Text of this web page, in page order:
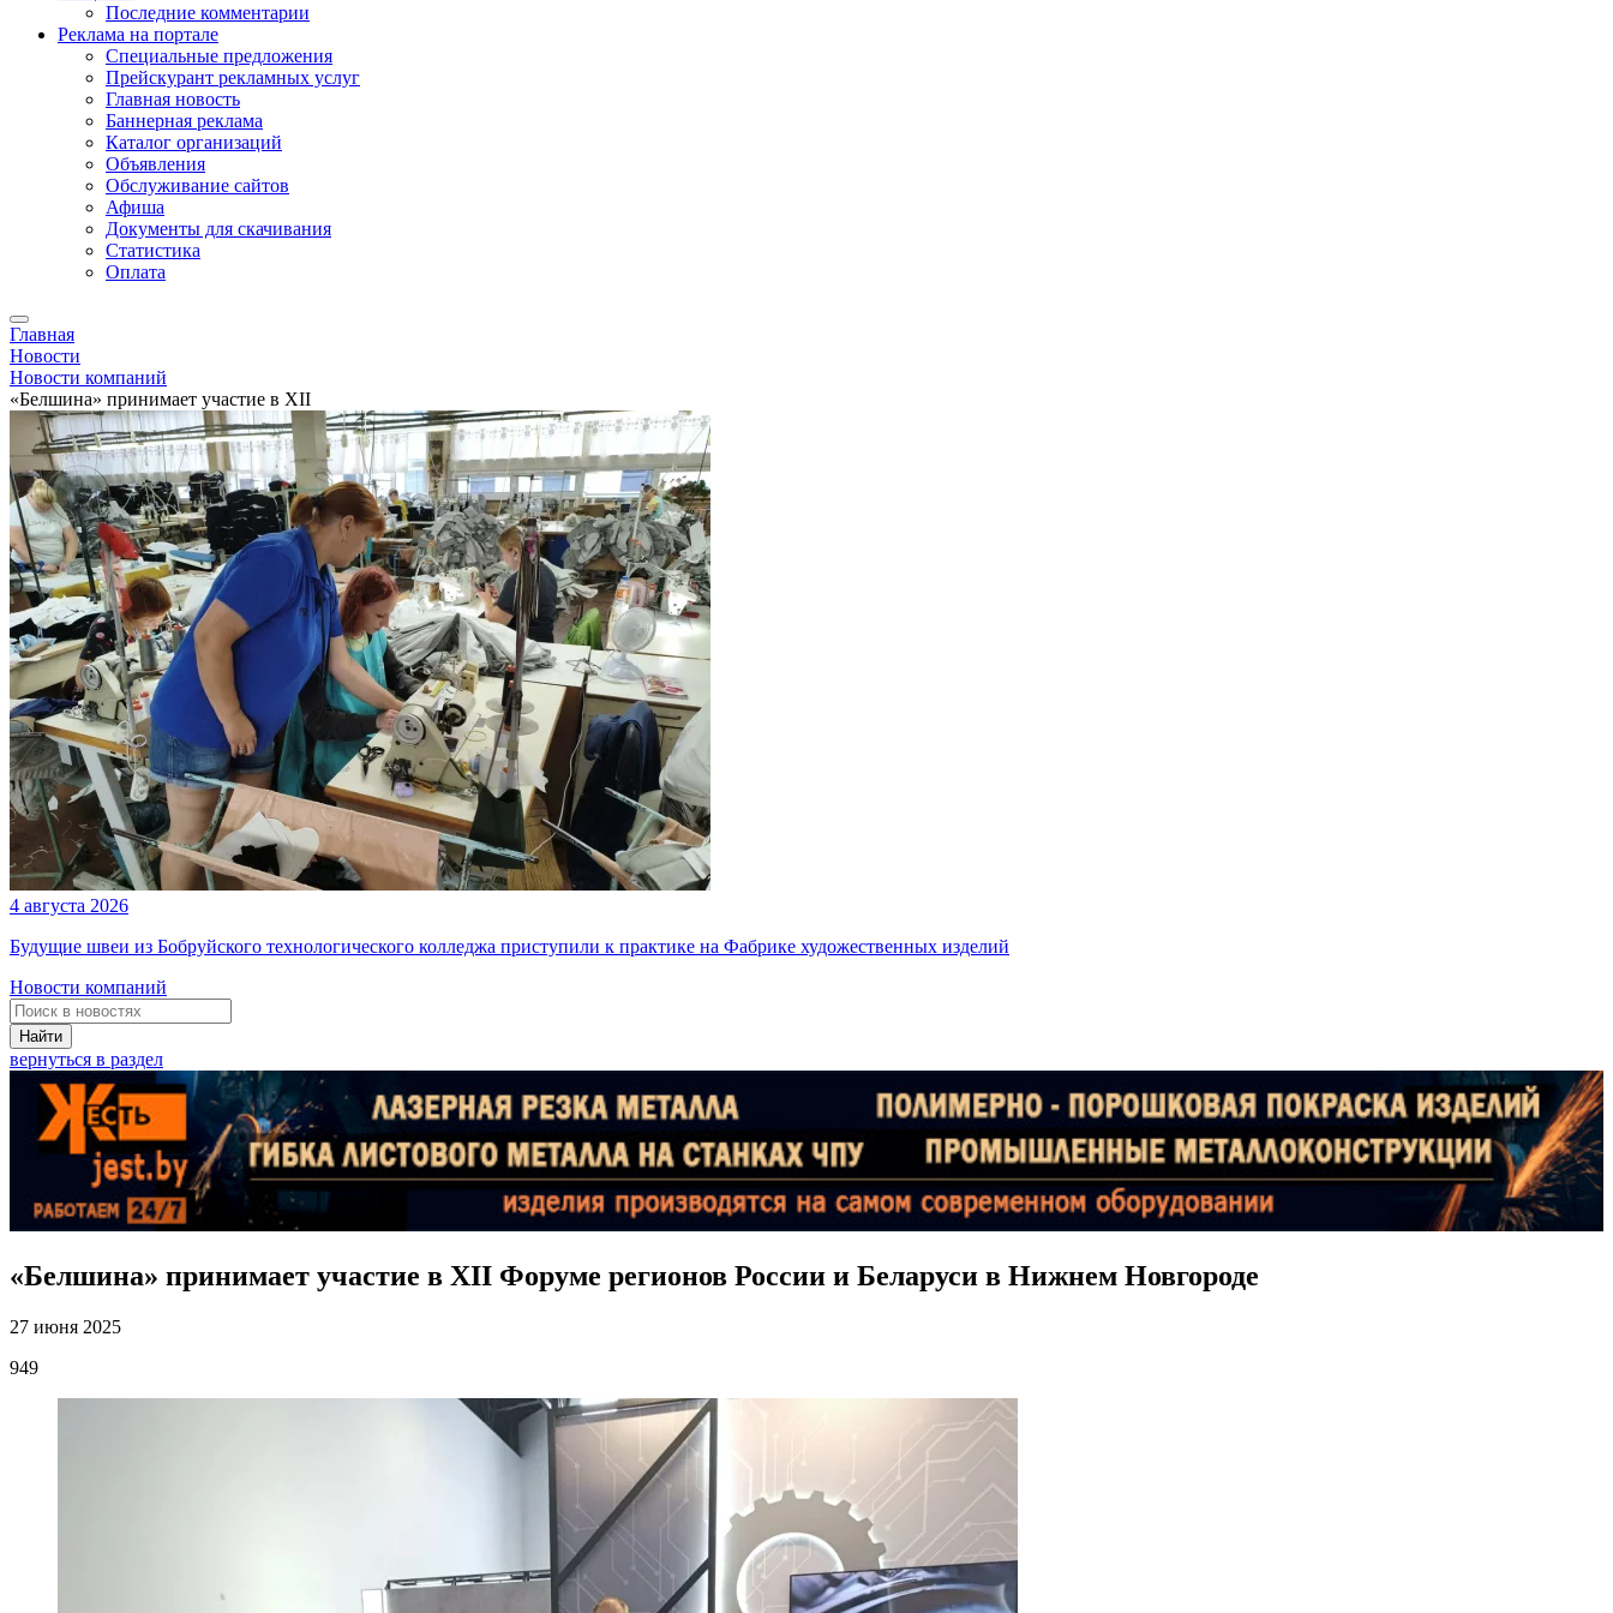
Последние комментарии
Реклама на портале
Специальные предложения
Прейскурант рекламных услуг
Главная новость
Баннерная реклама
Каталог организаций
Объявления
Обслуживание сайтов
Афиша
Документы для скачивания
Статистика
Оплата
Главная
Новости
Новости компаний
«Белшина» принимает участие в XII
4 августа 2026
Будущие швеи из Бобруйского технологического колледжа приступили к практике на Фабрике художественных изделий
Новости компаний
Найти
вернуться в раздел
«Белшина» принимает участие в XII Форуме регионов России и Беларуси в Нижнем Новгороде
27 июня 2025
949